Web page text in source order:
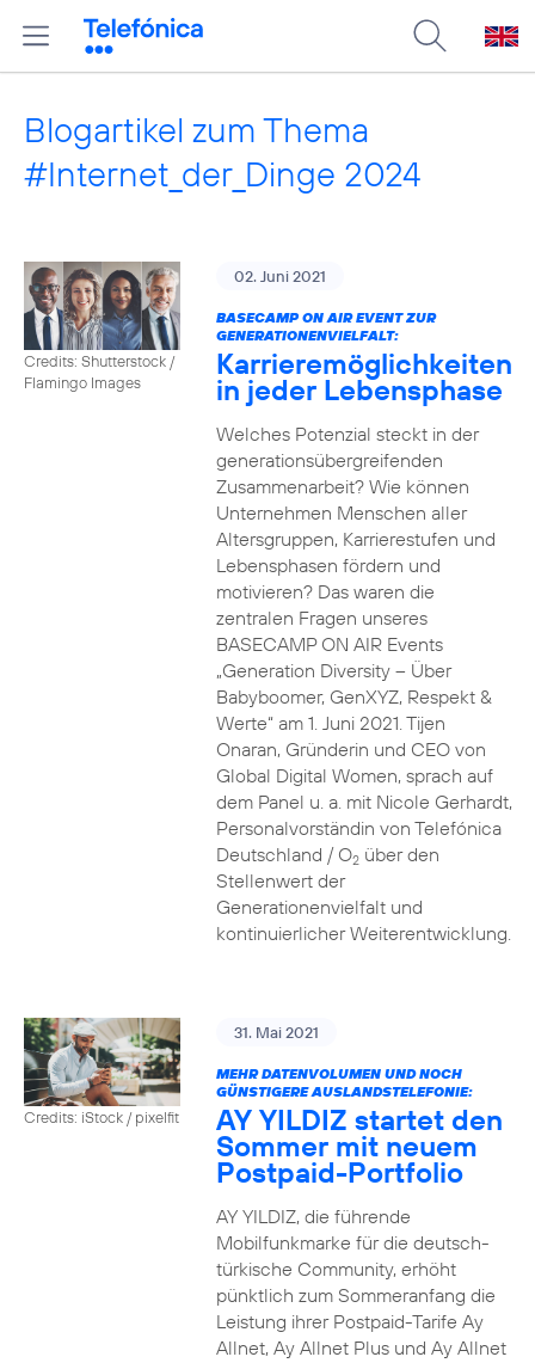
Blogartikel zum Thema
#Internet_der_Dinge 2024
Credits: Shutterstock /
Flamingo Images
02. Juni 2021
BASECAMP ON AIR EVENT ZUR
GENERATIONENVIELFALT:
Karrieremöglichkeiten
in jeder Lebensphase
Welches Potenzial steckt in der
generationsübergreifenden
Zusammenarbeit? Wie können
Unternehmen Menschen aller
Altersgruppen, Karrierestufen und
Lebensphasen fördern und
motivieren? Das waren die
zentralen Fragen unseres
BASECAMP ON AIR Events
„Generation Diversity – Über
Babyboomer, GenXYZ, Respekt &
Werte“ am 1. Juni 2021. Tijen
Onaran, Gründerin und CEO von
Global Digital Women, sprach auf
dem Panel u. a. mit Nicole Gerhardt,
Personalvorständin von Telefónica
Deutschland / O2über den
Stellenwert der
Generationenvielfalt und
kontinuierlicher Weiterentwicklung.
Credits: iStock / pixelfit
31. Mai 2021
MEHR DATENVOLUMEN UND NOCH
GÜNSTIGERE AUSLANDSTELEFONIE:
AY YILDIZ startet den
Sommer mit neuem
Postpaid-Portfolio
AY YILDIZ, die führende
Mobilfunkmarke für die deutsch-
türkische Community, erhöht
pünktlich zum Sommeranfang die
Leistung ihrer Postpaid-Tarife Ay
Allnet, Ay Allnet Plus und Ay Allnet